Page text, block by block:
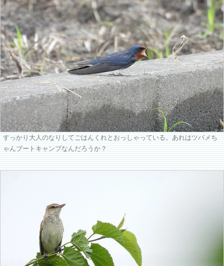
すっかり大人のなりしてごはんくれとおっしゃっている。あれはツバメち
ゃんブートキャンプなんだろうか？